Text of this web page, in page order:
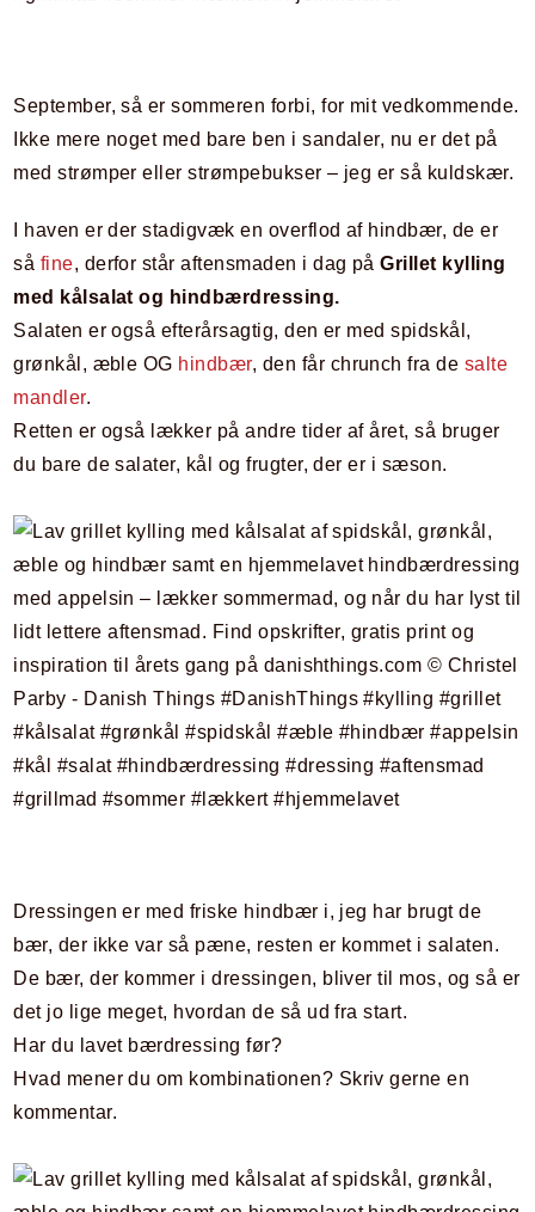
September, så er sommeren forbi, for mit vedkommende.
Ikke mere noget med bare ben i sandaler, nu er det på
med strømper eller strømpebukser – jeg er så kuldskær.
I haven er der stadigvæk en overflod af hindbær, de er
så fine, derfor står aftensmaden i dag påGrillet kylling
med kålsalat og hindbærdressing.
Salaten er også efterårsagtig, den er med spidskål,
grønkål, æble OG hindbær, den får chrunch fra de salte
mandler.
Retten er også lækker på andre tider af året, så bruger
du bare de salater, kål og frugter, der er i sæson.
Dressingen er med friske hindbær i, jeg har brugt de
bær, der ikke var så pæne, resten er kommet i salaten.
De bær, der kommer i dressingen, bliver til mos, og så er
det jo lige meget, hvordan de så ud fra start.
Har du lavet bærdressing før?
Hvad mener du om kombinationen? Skriv gerne en
kommentar.